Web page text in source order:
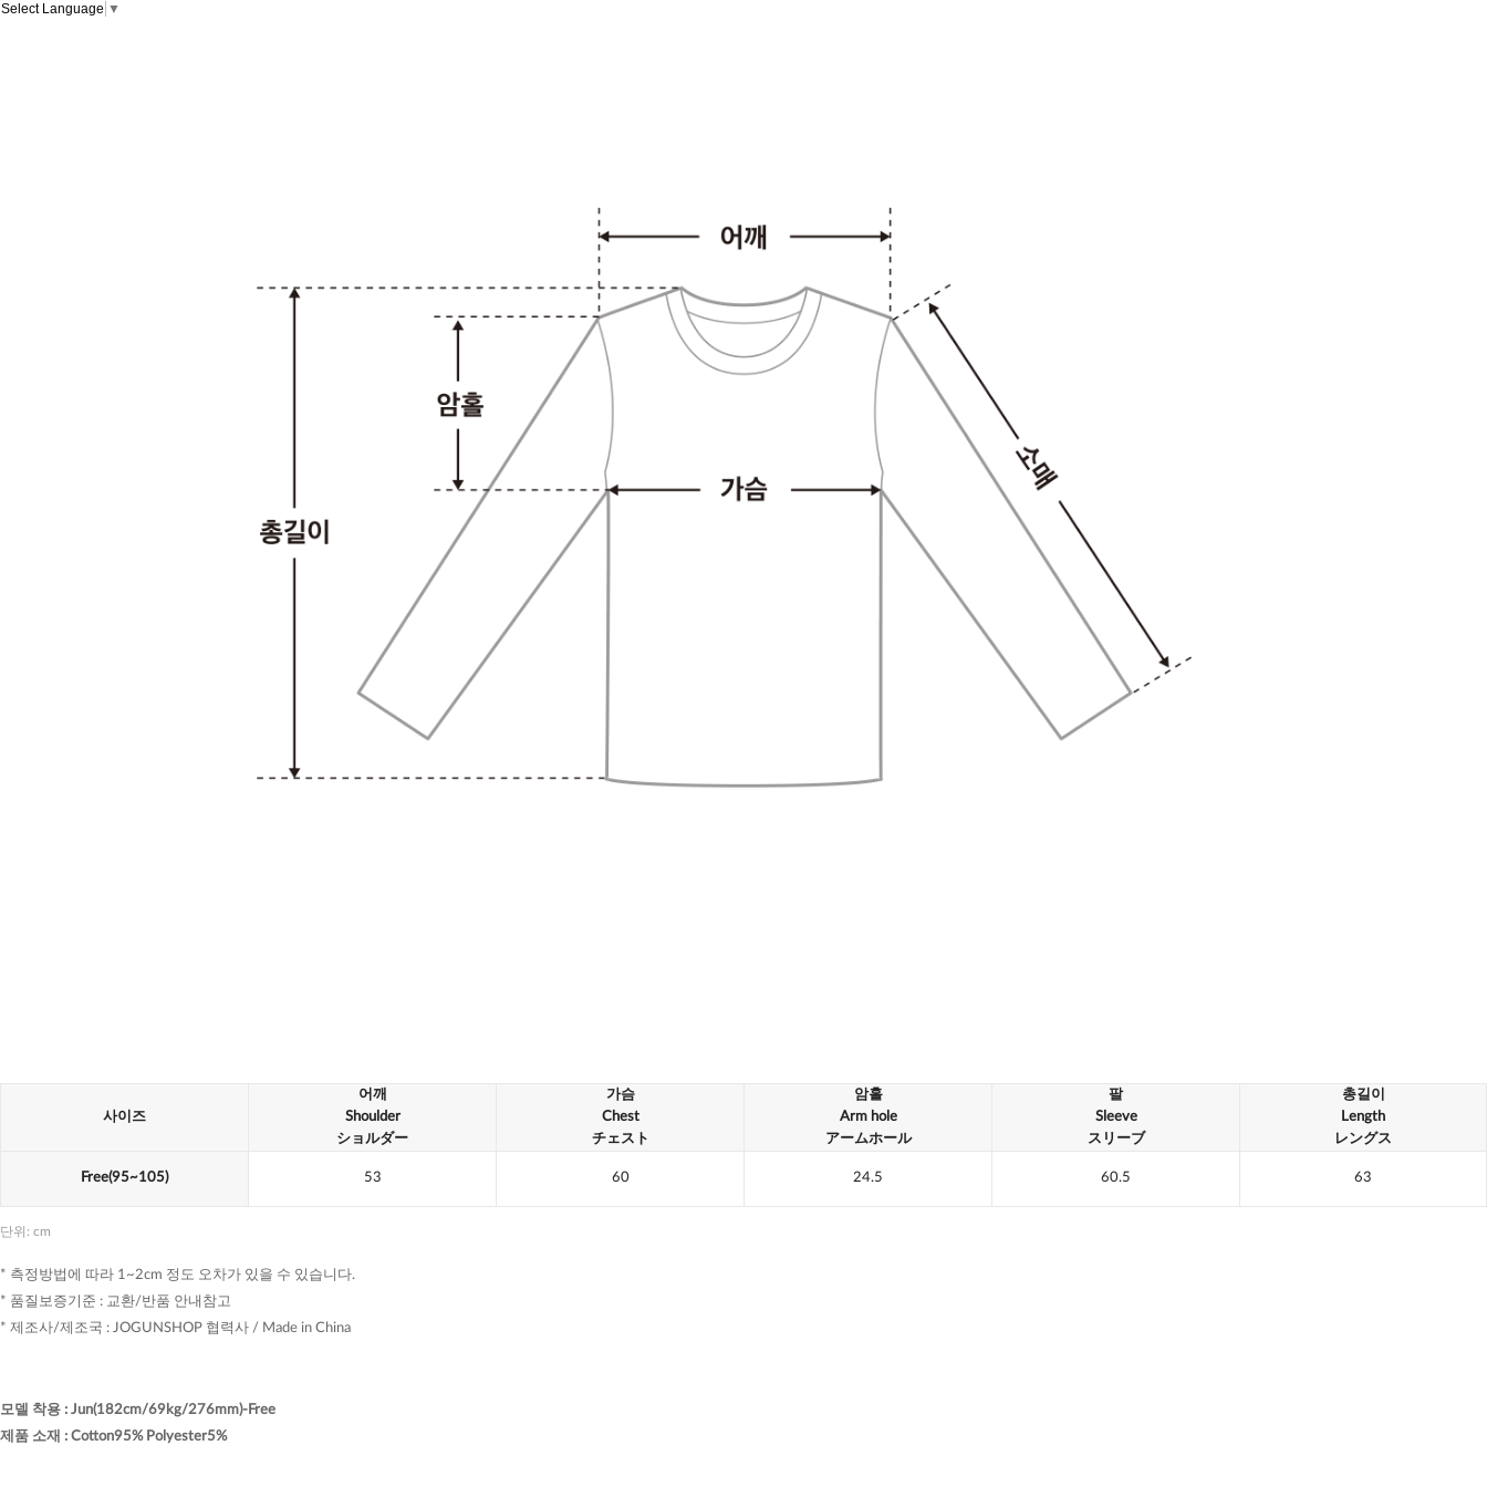
Select Language ▼
사이즈
어깨
Shoulder
ショルダー
가슴
Chest
チェスト
암홀
Arm hole
アームホール
팔
Sleeve
スリーブ
총길이
Length
レングス
Free(95~105) 53 60 24.5 60.5 63
단위: cm
* 측정방법에 따라 1~2cm 정도 오차가 있을 수 있습니다.
* 품질보증기준 : 교환/반품 안내참고
* 제조사/제조국 : JOGUNSHOP 협력사 / Made in China
모델 착용 : Jun(182cm/69kg/276mm)-Free
제품 소재 : Cotton95% Polyester5%